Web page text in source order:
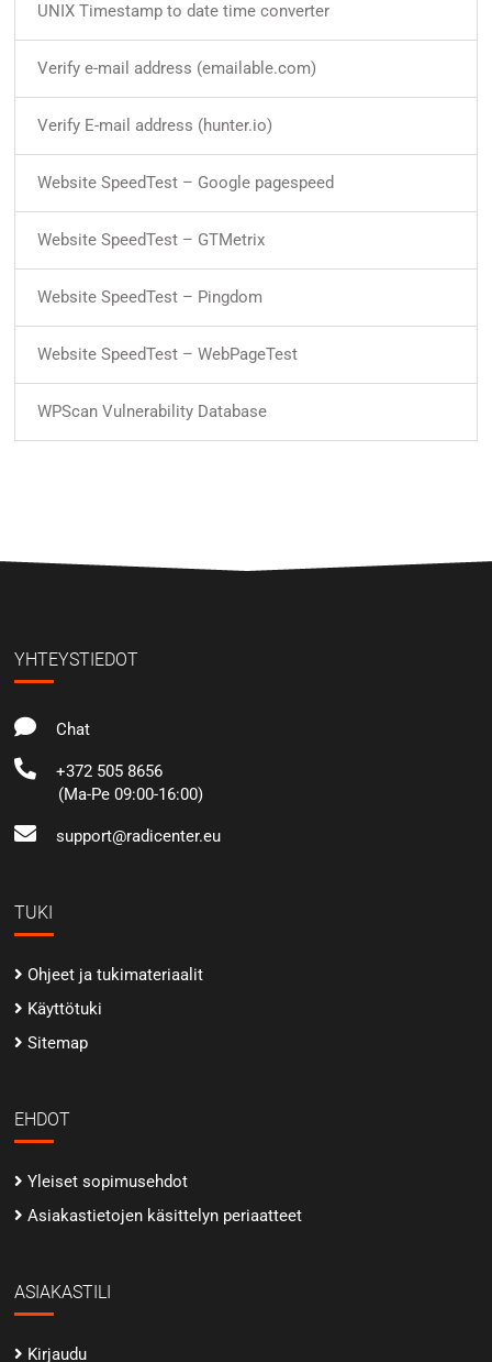
UNIX Timestamp to date time converter
Verify e-mail address (emailable.com)
Verify E-mail address (hunter.io)
Website SpeedTest – Google pagespeed
Website SpeedTest – GTMetrix
Website SpeedTest – Pingdom
Website SpeedTest – WebPageTest
WPScan Vulnerability Database
YHTEYSTIEDOT
Chat
+372 505 8656
(Ma-Pe 09:00-16:00)
support@radicenter.eu
TUKI
Ohjeet ja tukimateriaalit
Käyttötuki
Sitemap
EHDOT
Yleiset sopimusehdot
Asiakastietojen käsittelyn periaatteet
ASIAKASTILI
Kirjaudu